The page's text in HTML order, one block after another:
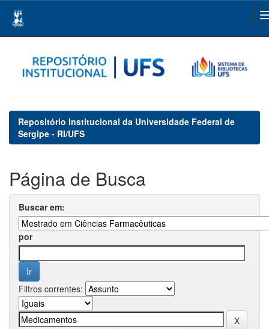
navigation
Repositório Institucional da Universidade Federal de
Sergipe - RI/UFS
Página de Busca
Buscar em:
por
Filtros correntes: